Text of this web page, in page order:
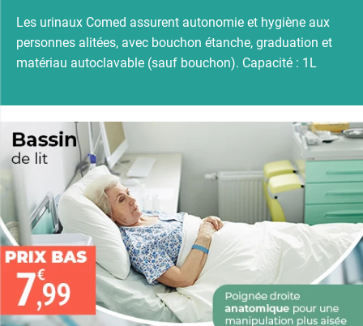
Les urinaux Comed assurent autonomie et hygiène aux
personnes alitées, avec bouchon étanche, graduation et
matériau autoclavable (sauf bouchon). Capacité : 1L